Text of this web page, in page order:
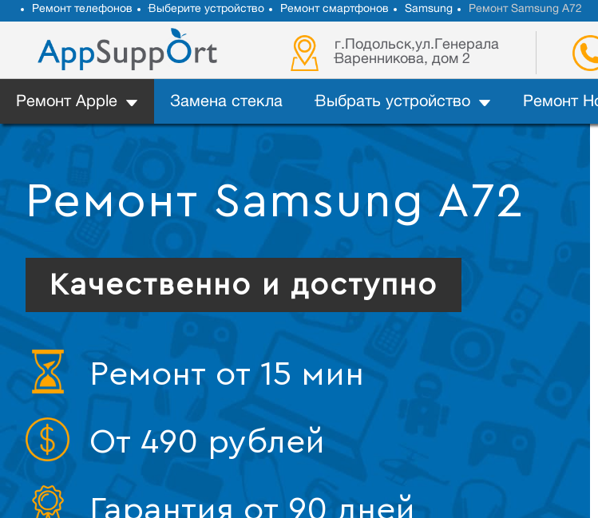
Ремонт телефонов Выберите устройство Ремонт смартфонов Samsung Ремонт Samsung A72
г.Подольск,ул.Генерала
Варенникова, дом 2
Ремонт Apple Замена стекла Выбрать устройство Ремонт
Ремонт Samsung A72
Качественно и доступно
Ремонт от 15 мин
От 490 рублей
Гарантия от 90 дней